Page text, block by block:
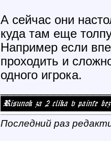
А сейчас они
куда там еще
Например если
проходить и
одного игрока.
Последний раз